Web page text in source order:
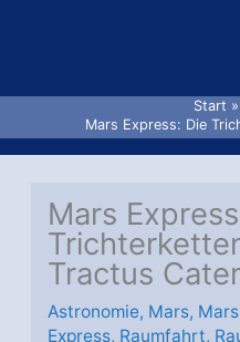
Start
Mars Express: Die
Mars
Tractus
Astronomie, Mars,
Express, Raumfahrt,